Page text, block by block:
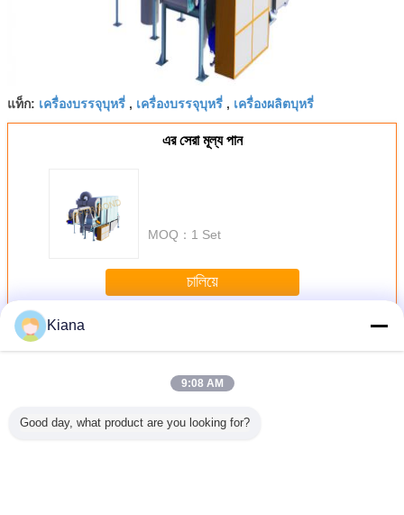
แท็ก: เครื่องบรรจุบุหรี่ , เครื่องบรรจุบุหรี่ , เครื่องผลิตบุหรี่
এর সেরা মূল্য পান
MOQ： 1 Set
চালিয়ে
มากกว่าอุปกรณ์การประมวลผลยาสูบ
Kiana
9:08 AM
Good day, what product are you looking for?